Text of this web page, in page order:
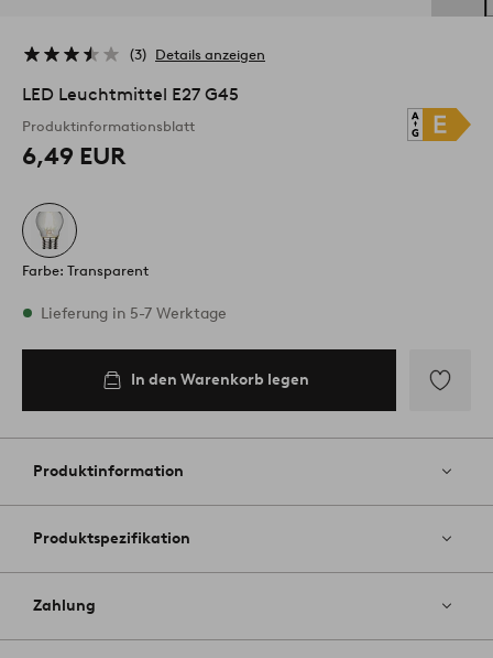
3 Details anzeigen
LED Leuchtmittel E27 G45
Produktinformationsblatt
6,49 EUR
Farbe: Transparent
Vorrätig
Lieferung in 5-7 Werktage
In den Warenkorb legen
Favoriten
Produktinformation
Produktspezifikation
Zahlung